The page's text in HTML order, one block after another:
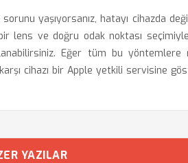
yaşıyorsanız, hatayı cihazda
lens ve doğru odak noktası
Eğer tüm bu yöntemlere
cihazı bir Apple yetkili servisine
YAZILAR